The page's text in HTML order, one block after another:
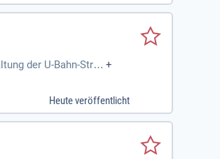
der U-Bahn-Strec +
Heute veröffentlicht